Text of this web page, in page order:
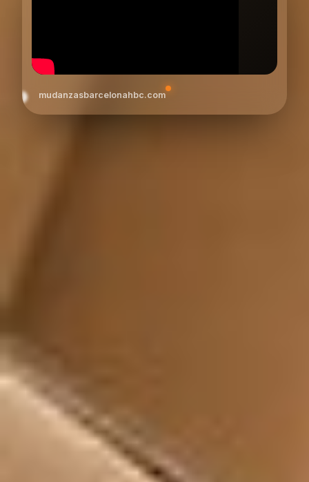
mudanzasbarcelonahbc.com